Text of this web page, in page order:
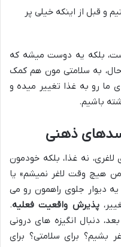
و قبل از اینکه خیلی پر
بلکه یه دوست میشه که
به سلامتی مون هم کمک
ما رو به غذا تغییر میده و
باشیم.
سدهای ذهنی
نه غذا، بلکه خودمون
هیچ وقت لاغر نمیشم» یا
دیوار جلوی راهمون رو می
پذیرش واقعیت فعلیه.
دنبال انگیزه های درونی
بشیم؟ برای سلامتی؟ برای